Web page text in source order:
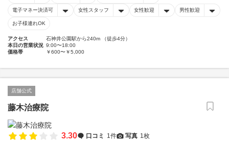
電子マネー決済可 女性スタッフ 女性歓迎 男性歓迎
お子様連れOK
アクセス
石神井公園駅から240m （徒歩4分）
本日の営業状況 9:00〜18:00
価格帯
￥600〜￥5,000
店舗公式
藤木治療院
3.30 口コミ 1件 写真 1枚